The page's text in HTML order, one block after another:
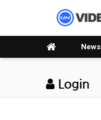
News
Login